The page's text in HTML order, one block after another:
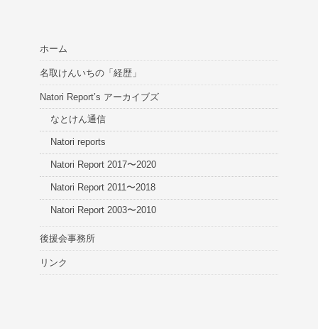
ホーム
名取けんいちの「経歴」
Natori Report’s アーカイブズ
なとけん通信
Natori reports
Natori Report 2017〜2020
Natori Report 2011〜2018
Natori Report 2003〜2010
後援会事務所
リンク